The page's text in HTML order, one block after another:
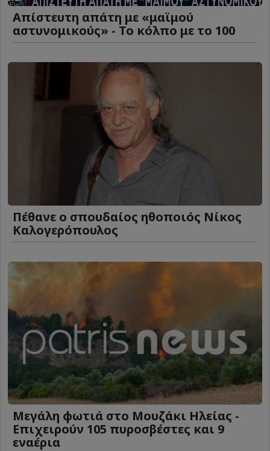
Απίστευτη απάτη με «μαϊμού
αστυνομικούς» - Το κόλπο με το 100
Πέθανε ο σπουδαίος ηθοποιός Νίκος
Καλογερόπουλος
Μεγάλη φωτιά στο Μουζάκι Ηλείας -
Επιχειρούν 105 πυροσβέστες και 9
εναέρια